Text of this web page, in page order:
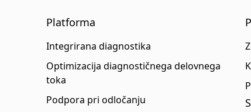
Platforma
Integrirana diagnostika
Optimizacija diagnostičnega delovnega
toka
Podpora pri odločanju